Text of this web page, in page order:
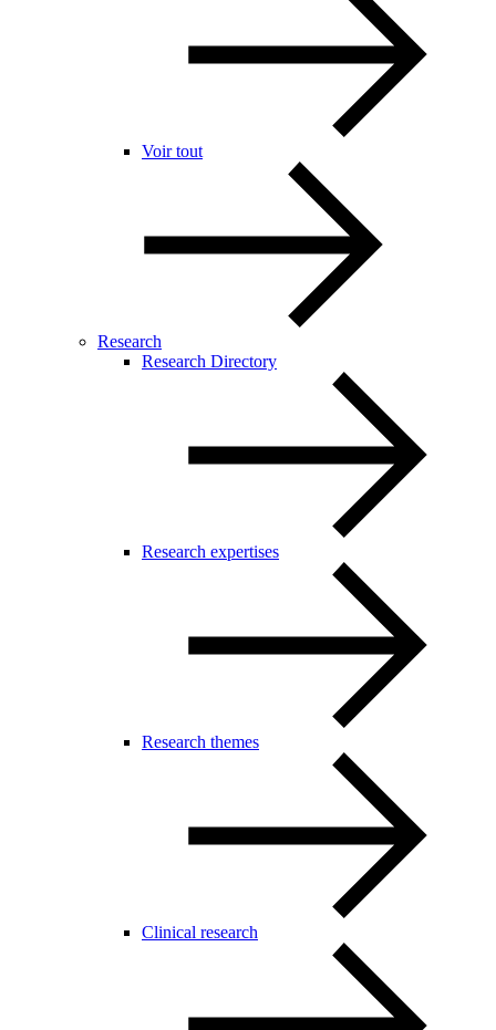
Voir tout
Research
Research Directory
Research expertises
Research themes
Clinical research